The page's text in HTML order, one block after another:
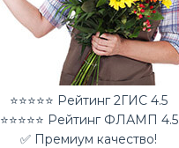
⭐⭐⭐⭐⭐ Рейтинг 2ГИС 4.5
⭐⭐⭐⭐⭐ Рейтинг ФЛАМП 4.5
✅ Премиум качество!